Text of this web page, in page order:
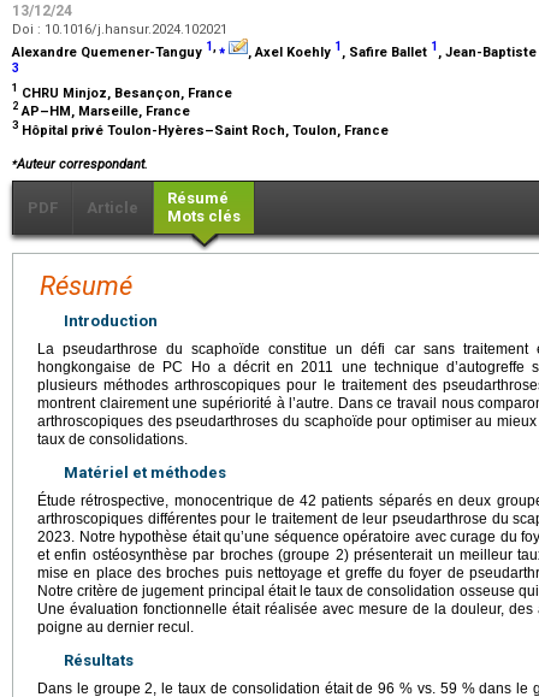
13/12/24
Doi : 10.1016/j.hansur.2024.102021
Alexandre Quemener-Tanguy 1,⁎ , Axel Koehly 1 , Safire Ballet 1 , Jean-
3
1 CHRU Minjoz, Besançon, France
2 AP–HM, Marseille, France
3 Hôpital privé Toulon-Hyères–Saint Roch, Toulon, France
⁎Auteur correspondant.
PDF Article
Résumé
Mots clés
Résumé
Introduction
La pseudarthrose du scaphoïde constitue un défi car sans traitement
hongkongaise de PC Ho a décrit en 2011 une technique d’autogreffe
plusieurs méthodes arthroscopiques pour le traitement des
montrent clairement une supériorité à l’autre. Dans ce travail nous
arthroscopiques des pseudarthroses du scaphoïde pour optimiser au
taux de consolidations.
Matériel et méthodes
Étude rétrospective, monocentrique de 42 patients séparés en deux
arthroscopiques différentes pour le traitement de leur pseudarthrose du
2023. Notre hypothèse était qu’une séquence opératoire avec curage du
et enfin ostéosynthèse par broches (groupe 2) présenterait un meilleur
mise en place des broches puis nettoyage et greffe du foyer de
Notre critère de jugement principal était le taux de consolidation osseuse
Une évaluation fonctionnelle était réalisée avec mesure de la douleur,
poigne au dernier recul.
Résultats
Dans le groupe 2, le taux de consolidation était de 96 % vs. 59 % dans le